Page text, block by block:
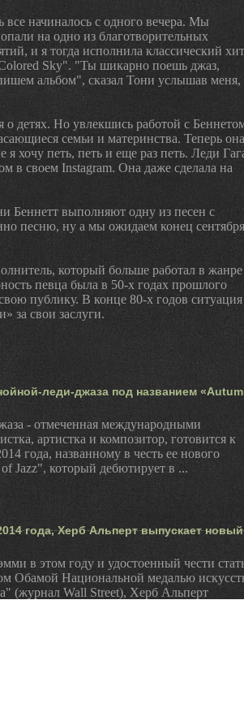
все начиналось с одного вечера. Мы
на одно из благотворительных
и я тогда исполнила классический хит
Sky". "Ты шикарно поешь джаз,
альбом", сказал Тони услышав меня,
о детях. Но увлекшись работой с
семьи и материнства. Теперь она
я хочу петь, петь и еще раз петь. Леди
в своем Instagram. Она даже сделала на
Беннетт выполняют одну из песен с
песню, ну а мы ожидаем конец сентября
который больше работал в жанре
певца была в 50-х годах прошлого
публику. В конце 80-х годов ситуация
за свои заслуги.
леди-джаза под названием
- отмеченная международными
артистка и композитор, готовится к
года, названному в честь ее нового
Jazz", который дебютирует в ...
года, Херб Альперт выпускает новый
в этом году и удостоенный чести
Обамой Национальной медалью
(журнал Wall Street), Херб Альперт